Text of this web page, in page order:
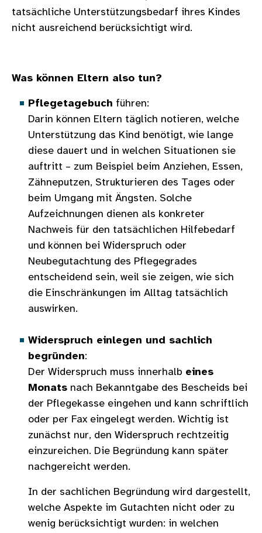
tatsächliche Unterstützungsbedarf ihres Kindes
nicht ausreichend berücksichtigt wird.
Was können Eltern also tun?
Pflegetagebuch führen:
Darin können Eltern täglich notieren, welche
Unterstützung das Kind benötigt, wie lange
diese dauert und in welchen Situationen sie
auftritt – zum Beispiel beim Anziehen, Essen,
Zähneputzen, Strukturieren des Tages oder
beim Umgang mit Ängsten. Solche
Aufzeichnungen dienen als konkreter
Nachweis für den tatsächlichen Hilfebedarf
und können bei Widerspruch oder
Neubegutachtung des Pflegegrades
entscheidend sein, weil sie zeigen, wie sich
die Einschränkungen im Alltag tatsächlich
auswirken.
Widerspruch einlegen und sachlich
begründen:
Der Widerspruch muss innerhalb eines
Monats nach Bekanntgabe des Bescheids bei
der Pflegekasse eingehen und kann schriftlich
oder per Fax eingelegt werden. Wichtig ist
zunächst nur, den Widerspruch rechtzeitig
einzureichen. Die Begründung kann später
nachgereicht werden.
In der sachlichen Begründung wird dargestellt,
welche Aspekte im Gutachten nicht oder zu
wenig berücksichtigt wurden: in welchen